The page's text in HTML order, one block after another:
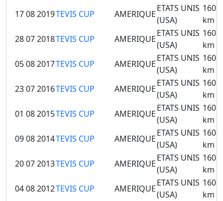
17 08 2019TEVIS CUP AMERIQUE
ETATS UNIS
(USA)
160
km
28 07 2018TEVIS CUP AMERIQUE
ETATS UNIS
(USA)
160
km
05 08 2017TEVIS CUP AMERIQUE
ETATS UNIS
(USA)
160
km
23 07 2016TEVIS CUP AMERIQUE
ETATS UNIS
(USA)
160
km
01 08 2015TEVIS CUP AMERIQUE
ETATS UNIS
(USA)
160
km
09 08 2014TEVIS CUP AMERIQUE
ETATS UNIS
(USA)
160
km
20 07 2013TEVIS CUP AMERIQUE
ETATS UNIS
(USA)
160
km
04 08 2012TEVIS CUP AMERIQUE
ETATS UNIS
(USA)
160
km